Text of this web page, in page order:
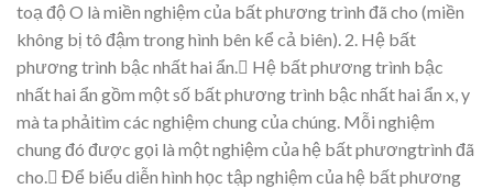
toạ độO là miền nghiệm của bấtphươngtrình đã cho (miền
không bị tô đậm trong hình bên kể cả biên). 2. Hệ bất
phươngtrình bậc nhất hai ẩn. Hệ bấtphương trình bậc
nhấthai ẩn gồm mộtsố bấtphươngtrình bậc nhấthai ẩn x,y
mà ta phảitìm các nghiệm chungcủa chúng. Mỗi nghiệm
chungđó được gọi là mộtnghiệm của hệ bấtphươngtrình đã
cho. Để biểu diễn hình học tập nghiệm của hệ bấtphương